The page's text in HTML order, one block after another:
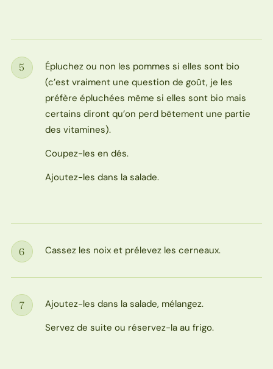
Étape
5
Épluchez ou non les pommes si elles sont bio
(c’est vraiment une question de goût, je les
préfère épluchées même si elles sont bio mais
certains diront qu’on perd bêtement une partie
des vitamines).
Coupez-les en dés.
Ajoutez-les dans la salade.
Étape
6 Cassez les noix et prélevez les cerneaux.
Étape
7
Ajoutez-les dans la salade, mélangez.
Servez de suite ou réservez-la au frigo.